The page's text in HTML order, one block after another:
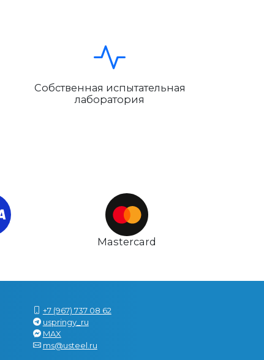
Собственная испытательная
лаборатория
Mastercard
+7 (967) 737 08 62
uspringy_ru
MAX
ms@usteel.ru